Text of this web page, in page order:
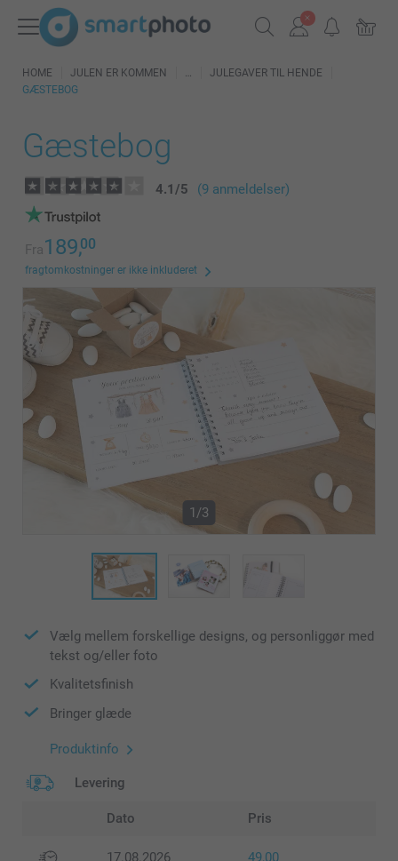
HOME JULEN ER KOMMEN
JULEGAVER TIL HENDE
GÆSTEBOG
Gæstebog
4.1/5 (9 anmeldelser)
Fra189,00
fragtomkostninger er ikke inkluderet
1/3
Vælg mellem forskellige designs, og personliggør med
tekst og/eller foto
Kvalitetsfinish
Bringer glæde
Produktinfo
Levering
Dato Pris
17.08.2026 49,00